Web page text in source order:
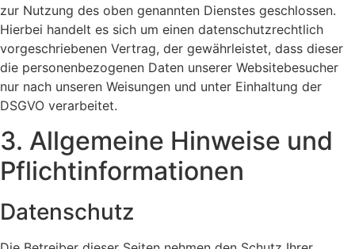
zur Nutzung des oben genannten Dienstes geschlossen.
Hierbei handelt es sich um einen datenschutzrechtlich
vorgeschriebenen Vertrag, der gewährleistet, dass dieser
die personenbezogenen Daten unserer Websitebesucher
nur nach unseren Weisungen und unter Einhaltung der
DSGVO verarbeitet.
3. Allgemeine Hinweise und
Pflicht­informationen
Datenschutz